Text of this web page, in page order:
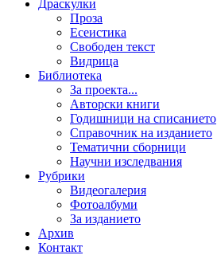
Драскулки
Проза
Есеистика
Свободен текст
Видрица
Библиотека
За проекта...
Авторски книги
Годишници на списанието
Справочник на изданието
Тематични сборници
Научни изследвания
Рубрики
Видеогалерия
Фотоалбуми
За изданието
Архив
Контакт